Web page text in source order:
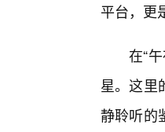
平台，更
在“
星。这里
静聆听的